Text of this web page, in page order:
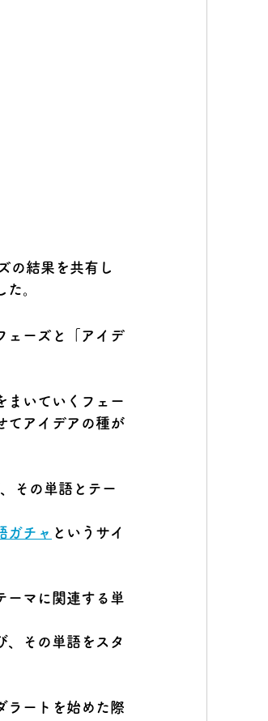
の結果を共有し
。
ェーズ と「アイデ
まいていくフェー
てアイデアの種が
その単語とテー
ガチャ というサイ
ーマに関連する単
、その単語をスタ
ラートを始めた際